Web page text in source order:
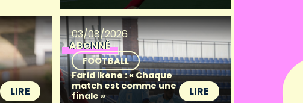
LIRE
03/08/2026
ABONNÉ
FOOTBALL
Farid Ikene : « Chaque
match est comme une
finale »
LIRE